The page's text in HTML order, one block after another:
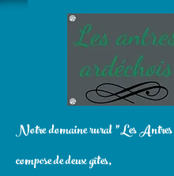
Notre domaine rural "Les
compose de deux gîtes,